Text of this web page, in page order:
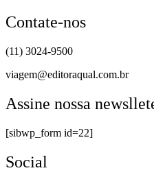
Contate-nos
(11) 3024-9500
viagem@editoraqual.com.br
Assine nossa
[sibwp_form id=22]
Social